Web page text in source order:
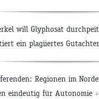
will Glyphosat
ein plagiiertes
Regionen im
eindeutig für Autonomie